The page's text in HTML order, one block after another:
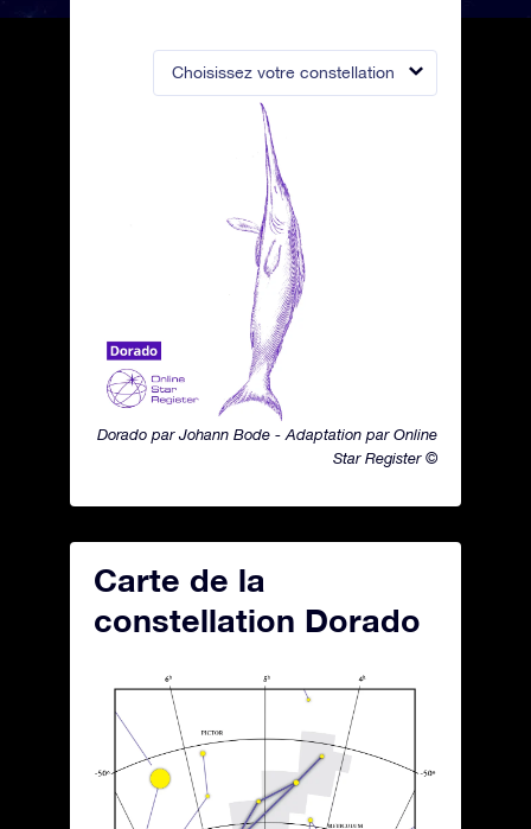
Choisissez votre constellation
Dorado par Johann Bode - Adaptation par Online
Star Register ©
Carte de la
constellation Dorado